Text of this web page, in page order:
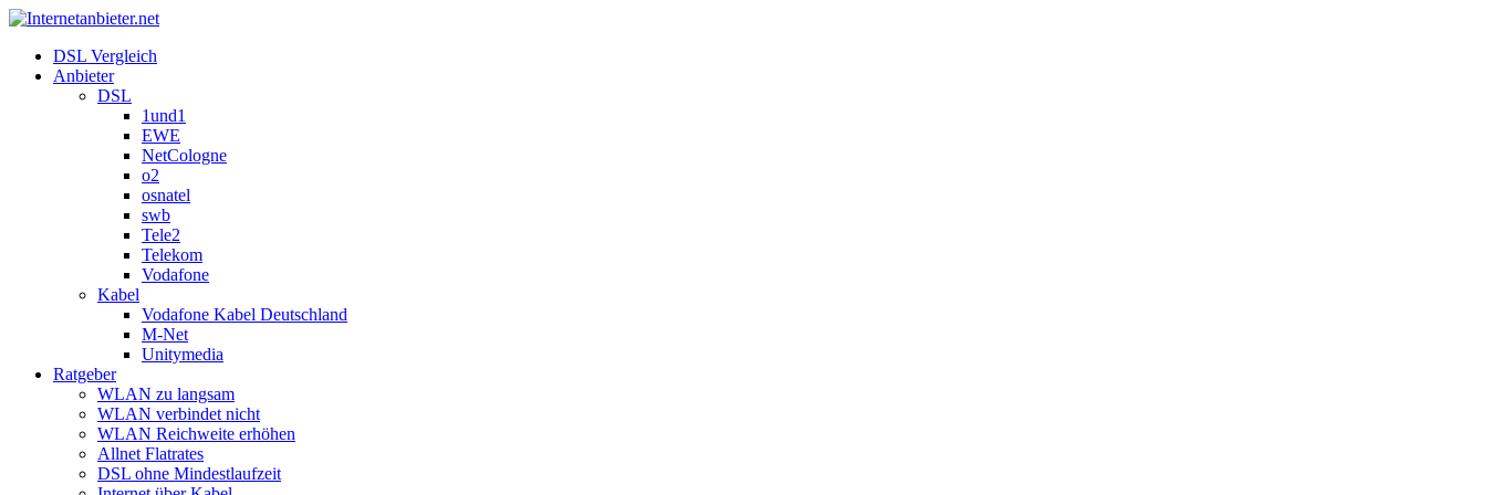
DSL Vergleich
Anbieter
DSL
1und1
EWE
NetCologne
o2
osnatel
swb
Tele2
Telekom
Vodafone
Kabel
Vodafone Kabel Deutschland
M-Net
Unitymedia
Ratgeber
WLAN zu langsam
WLAN verbindet nicht
WLAN Reichweite erhöhen
Allnet Flatrates
DSL ohne Mindestlaufzeit